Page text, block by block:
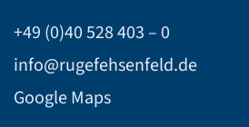
+49 (0)40 528 403 – 0
info@rugefehsenfeld.de
Google Maps